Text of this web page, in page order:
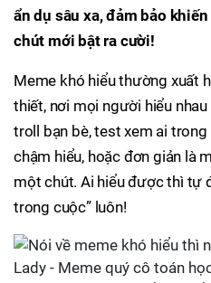
ẩn dụ sâu xa, đảm bảo
chút mới bật ra cười!
Meme khó hiểu thường xuất
thiết, nơi mọi người hiểu
troll bạn bè, test xem ai
chậm hiểu, hoặc đơn giản là
một chút. Ai hiểu được thì tự
trong cuộc” luôn!